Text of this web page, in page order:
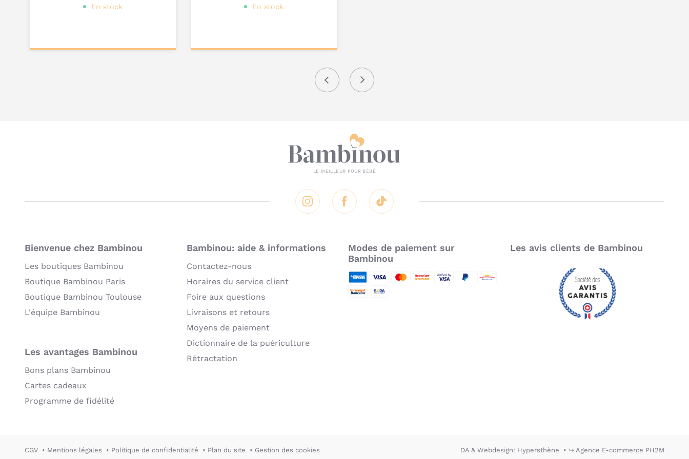
En stock En stock
PrécédentSuivant
Instagram Facebook Tik Tok
Bienvenue chez Bambinou
Les boutiques Bambinou
Boutique Bambinou Paris
Boutique Bambinou Toulouse
L'équipe Bambinou
Les avantages Bambinou
Bons plans Bambinou
Cartes cadeaux
Programme de fidélité
Bambinou: aide & informations
Contactez-nous
Horaires du service client
Foire aux questions
Livraisons et retours
Moyens de paiement
Dictionnaire de la puériculture
Rétractation
Modes de paiement sur
Bambinou
American Express
Visa
Les avis clients de Bambinou
CGV Mentions légales Politique de confidentialité Plan du site Gestion des cookies DA & Webdesign: Hypersthène ↪ Agence E-commerce PH2M